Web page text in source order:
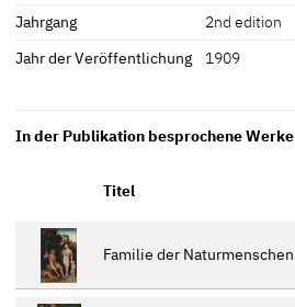
Jahrgang
2nd edition
Jahr der Veröffentlichung
1909
In der Publikation besprochene Werke
Titel
Familie der Naturmenschen